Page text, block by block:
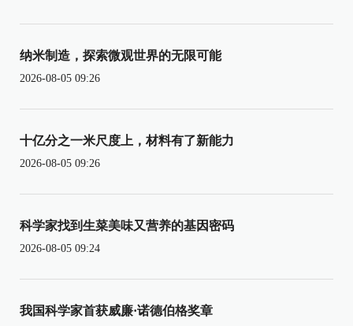
纳米制造，探索微观世界的无限可能
2026-08-05 09:26
十亿分之一米尺度上，材料有了新能力
2026-08-05 09:26
科学家找到生菜美味又营养的基因密码
2026-08-05 09:24
我国科学家首获威廉·诺德伯格奖章